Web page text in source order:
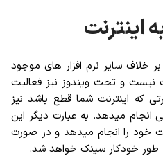
اینترنت
خلاف سایر نرم افزار های موجود
نیست و تحت ویندوز نیز فعالیت
که اینترنت شما قطع باشد نیز
انجام میدهد. به عبارت دیگر این
خود را انجام میدهد و در صورت
طور خودکار سینک خواهد شد.